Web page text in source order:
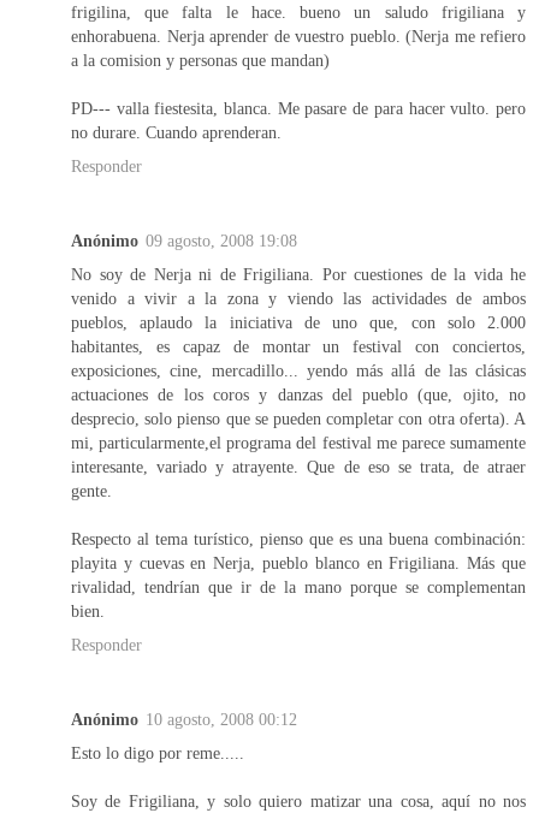
frigilina, que falta le hace. bueno un saludo frigiliana y
enhorabuena. Nerja aprender de vuestro pueblo. (Nerja me refiero
a la comision y personas que mandan)
PD--- valla fiestesita, blanca. Me pasare de para hacer vulto. pero
no durare. Cuando aprenderan.
Responder
Anónimo 09 agosto, 2008 19:08
No soy de Nerja ni de Frigiliana. Por cuestiones de la vida he
venido a vivir a la zona y viendo las actividades de ambos
pueblos, aplaudo la iniciativa de uno que, con solo 2.000
habitantes, es capaz de montar un festival con conciertos,
exposiciones, cine, mercadillo... yendo más allá de las clásicas
actuaciones de los coros y danzas del pueblo (que, ojito, no
desprecio, solo pienso que se pueden completar con otra oferta). A
mi, particularmente,el programa del festival me parece sumamente
interesante, variado y atrayente. Que de eso se trata, de atraer
gente.
Respecto al tema turístico, pienso que es una buena combinación:
playita y cuevas en Nerja, pueblo blanco en Frigiliana. Más que
rivalidad, tendrían que ir de la mano porque se complementan
bien.
Responder
Anónimo 10 agosto, 2008 00:12
Esto lo digo por reme.....
Soy de Frigiliana, y solo quiero matizar una cosa, aquí no nos